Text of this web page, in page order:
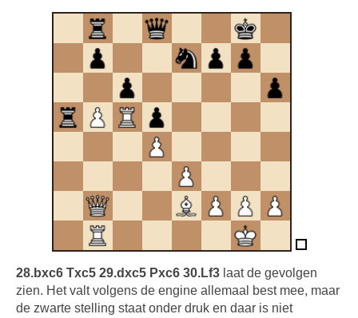
28.bxc6 Txc5 29.dxc5 Pxc6 30.Lf3 laat de gevolgen
zien. Het valt volgens de engine allemaal best mee, maar
de zwarte stelling staat onder druk en daar is niet